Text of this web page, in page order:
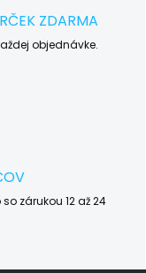
ZDARMA
objednávke.
zárukou 12 až 24